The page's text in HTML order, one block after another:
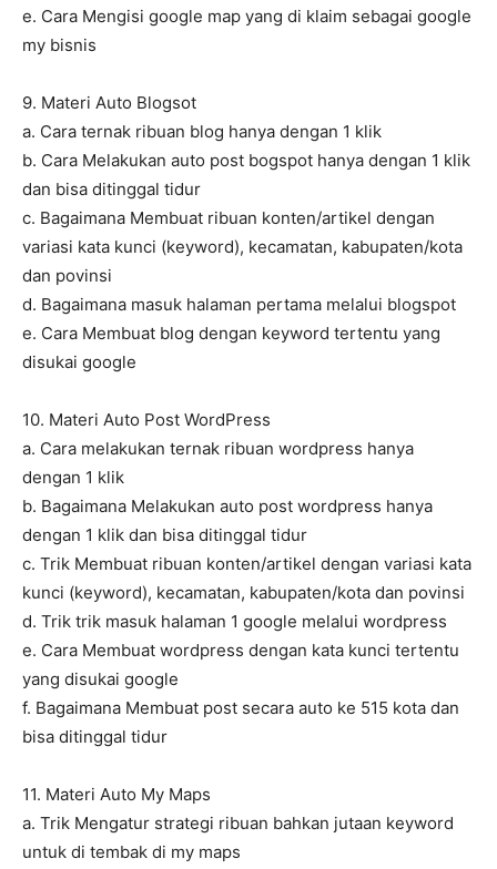
e. Cara Mengisi google map yang di klaim sebagai google
my bisnis
9. Materi Auto Blogsot
a. Cara ternak ribuan blog hanya dengan 1 klik
b. Cara Melakukan auto post bogspot hanya dengan 1 klik
dan bisa ditinggal tidur
c. Bagaimana Membuat ribuan konten/artikel dengan
variasi kata kunci (keyword), kecamatan, kabupaten/kota
dan povinsi
d. Bagaimana masuk halaman pertama melalui blogspot
e. Cara Membuat blog dengan keyword tertentu yang
disukai google
10. Materi Auto Post WordPress
a. Cara melakukan ternak ribuan wordpress hanya
dengan 1 klik
b. Bagaimana Melakukan auto post wordpress hanya
dengan 1 klik dan bisa ditinggal tidur
c. Trik Membuat ribuan konten/artikel dengan variasi kata
kunci (keyword), kecamatan, kabupaten/kota dan povinsi
d. Trik trik masuk halaman 1 google melalui wordpress
e. Cara Membuat wordpress dengan kata kunci tertentu
yang disukai google
f. Bagaimana Membuat post secara auto ke 515 kota dan
bisa ditinggal tidur
11. Materi Auto My Maps
a. Trik Mengatur strategi ribuan bahkan jutaan keyword
untuk di tembak di my maps